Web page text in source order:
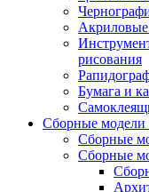
Акриловые
рисования
Бумага и
Сборные модели
Сборные
Сборные